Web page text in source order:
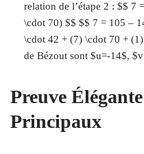
relation de l’étape 2 : $$ 7
\cdot 70) $$ $$ 7 = 105 –
\cdot 42 + (7) \cdot 70 +
de Bézout sont $u=-14$,
Preuve
Principaux